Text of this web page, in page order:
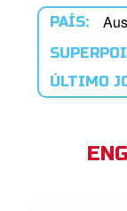
Idioma
PAÍS:
ÚLTIMO